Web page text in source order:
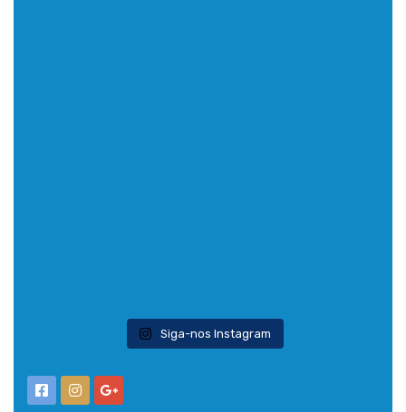
Siga-nos Instagram